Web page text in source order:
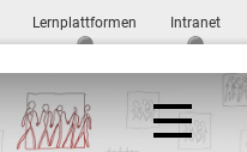
Lernplattformen Intranet